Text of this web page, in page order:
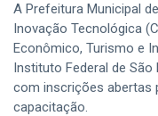
A Prefeitura Municipal
Inovação Tecnológica
Econômico, Turismo e
Instituto Federal de São
com inscrições abertas
capacitação.